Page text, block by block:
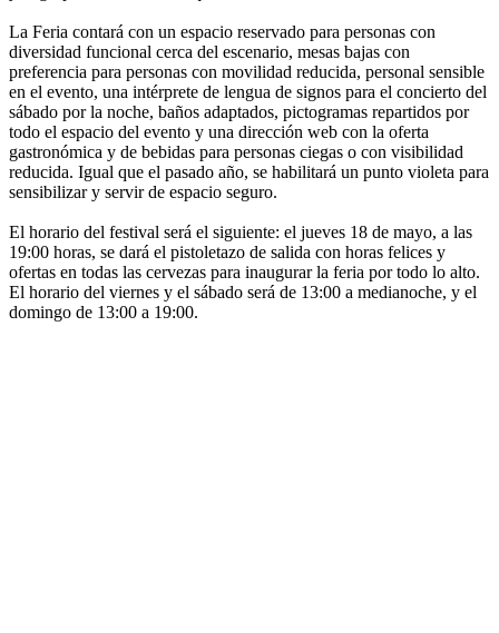
La Feria contará con un espacio reservado para personas con
diversidad funcional cerca del escenario, mesas bajas con
preferencia para personas con movilidad reducida, personal sensible
en el evento, una intérprete de lengua de signos para el concierto del
sábado por la noche, baños adaptados, pictogramas repartidos por
todo el espacio del evento y una dirección web con la oferta
gastronómica y de bebidas para personas ciegas o con visibilidad
reducida. Igual que el pasado año, se habilitará un punto violeta para
sensibilizar y servir de espacio seguro.
El horario del festival será el siguiente: el jueves 18 de mayo, a las
19:00 horas, se dará el pistoletazo de salida con horas felices y
ofertas en todas las cervezas para inaugurar la feria por todo lo alto.
El horario del viernes y el sábado será de 13:00 a medianoche, y el
domingo de 13:00 a 19:00.